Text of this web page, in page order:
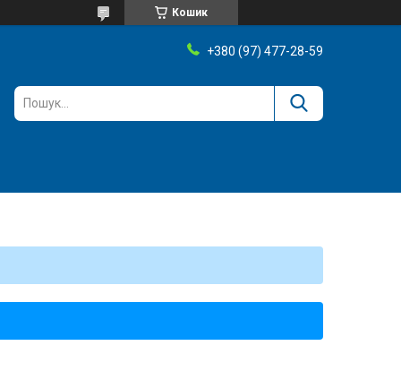
Кошик
+380 (97) 477-28-59